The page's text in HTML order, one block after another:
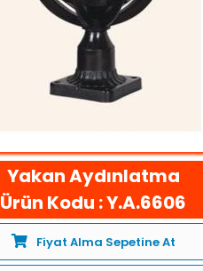
Yakan Aydınlatma
Ürün Kodu : Y.A.6606
Fiyat Alma Sepetine At